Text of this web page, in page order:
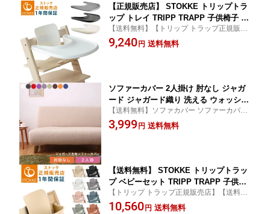
【正規販売店】 STOKKE トリップトラ
ップ トレイ TRIPP TRAPP 子供椅子 ト
レー Tray ストッケ社 ストッケ(代引不
可)【送料無料】
【送料無料】【トリップ トラップ正規販売
店】
9,240円 送料無料
ソファーカバー 2人掛け 肘なし ジャガ
ード ジャガード織り 洗える ウォッシャ
ブル 北欧 おしゃれ 2人用 肘無し 肘掛け
なし フィット ズレない ストレッチ 伸
【送料無料】ソファカバー ソファーカバー
2人掛け 2人用 ジャガード
3,999円 送料無料
【送料無料】 STOKKE トリップトラッ
プ ベビーセット TRIPP TRAPP 子供椅
子 ベビー チェア イス ストッケ社 スト
ッケ(代引不可)
【トリップ トラップ正規販売店】【送料無
料】
10,560円 送料無料